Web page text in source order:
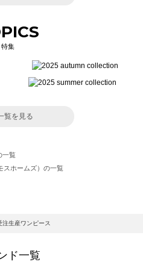
特集
覧を見る
一覧
スホームズ）の一覧
サマンサモスモス）の一覧
ブルー）の一覧
注生産ワンピース
ド一覧